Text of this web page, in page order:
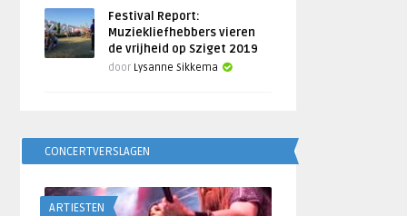
Festival Report:
Muziekliefhebbers vieren
de vrijheid op Sziget 2019
door Lysanne Sikkema
CONCERTVERSLAGEN
ARTIESTEN